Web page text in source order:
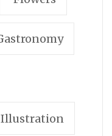
Illustration